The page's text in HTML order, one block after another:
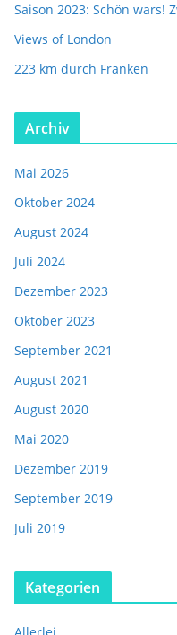
Saison 2023: Schön wars!
Views of London
223 km durch Franken
Archiv
Mai 2026
Oktober 2024
August 2024
Juli 2024
Dezember 2023
Oktober 2023
September 2021
August 2021
August 2020
Mai 2020
Dezember 2019
September 2019
Juli 2019
Kategorien